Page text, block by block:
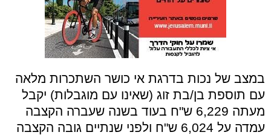
במצב של נכות בדרגת אי כושר השתכרות מלאה
עם תוספת בן/בת זוג (שאינו עם מוגבלות) יקבל
מעתה 6,229 ש"ח בעוד בשנה שעברה הקצבה
עמדה על 6,024 ש"ח ולפני שנתיים גובה הקצבה